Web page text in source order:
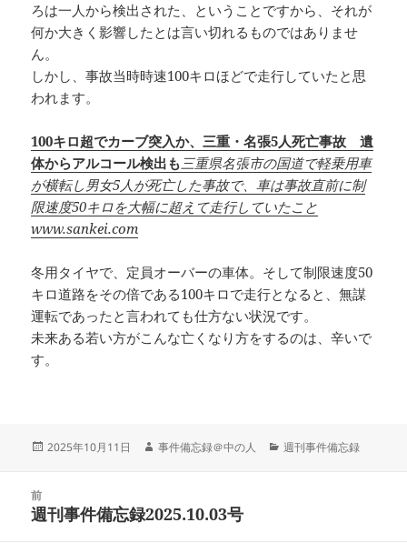
ろは一人から検出された、ということですから、それが
何か大きく影響したとは言い切れるものではありませ
ん。
しかし、事故当時時速100キロほどで走行していたと思
われます。
100キロ超でカーブ突入か、三重・名張5人死亡事故 遺
体からアルコール検出も三重県名張市の国道で軽乗用車
が横転し男女5人が死亡した事故で、車は事故直前に制
限速度50キロを大幅に超えて走行していたこと
www.sankei.com
冬用タイヤで、定員オーバーの車体。そして制限速度50
キロ道路をその倍である100キロで走行となると、無謀
運転であったと言われても仕方ない状況です。
未来ある若い方がこんな亡くなり方をするのは、辛いで
す。
投
2025年10月11日
作
事件備忘録＠中の人
カ
週刊事件備忘録
前
前
週刊事件備忘録2025.10.03号